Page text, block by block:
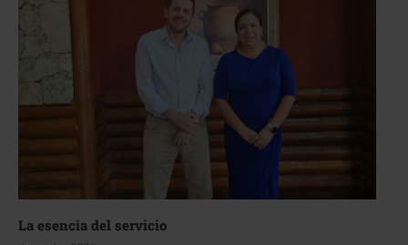
La esencia del servicio